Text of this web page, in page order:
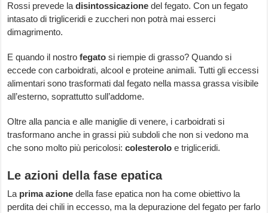
Rossi prevede la disintossicazione del fegato. Con un fegato
intasato di trigliceridi e zuccheri non potrà mai esserci
dimagrimento.
E quando il nostrofegato si riempie di grasso? Quando si
eccede con carboidrati, alcool e proteine animali. Tutti gli eccessi
alimentari sono trasformati dal fegato nella massa grassa visibile
all’esterno, soprattutto sull’addome.
Oltre alla pancia e alle maniglie di venere, i carboidrati si
trasformano anche in grassi più subdoli che non si vedono ma
che sono molto più pericolosi:colesterolo e trigliceridi.
Le azioni della fase epatica
La prima azione della fase epatica non ha come obiettivo la
perdita dei chili in eccesso, ma la depurazione del fegato per farlo